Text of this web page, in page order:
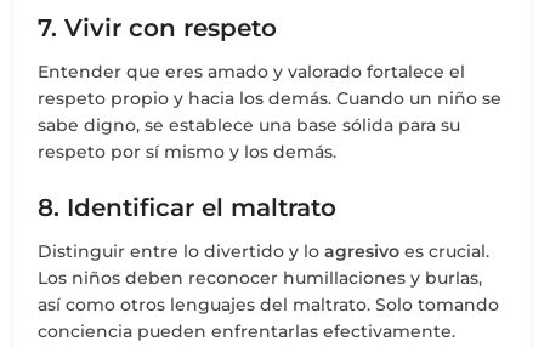
7. Vivir con respeto
Entender que eres amado y valorado fortalece el
respeto propio y hacia los demás. Cuando un niño se
sabe digno, se establece una base sólida para su
respeto por sí mismo y los demás.
8. Identificar el maltrato
Distinguir entre lo divertido y loagresivo es crucial.
Los niños deben reconocer humillaciones y burlas,
así como otros lenguajes del maltrato. Solo tomando
conciencia pueden enfrentarlas efectivamente.